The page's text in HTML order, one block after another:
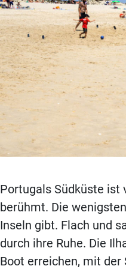
Portugals Südküste ist
berühmt. Die
Inseln gibt. Flach und
durch ihre Ruhe. Die
Boot erreichen, mit der